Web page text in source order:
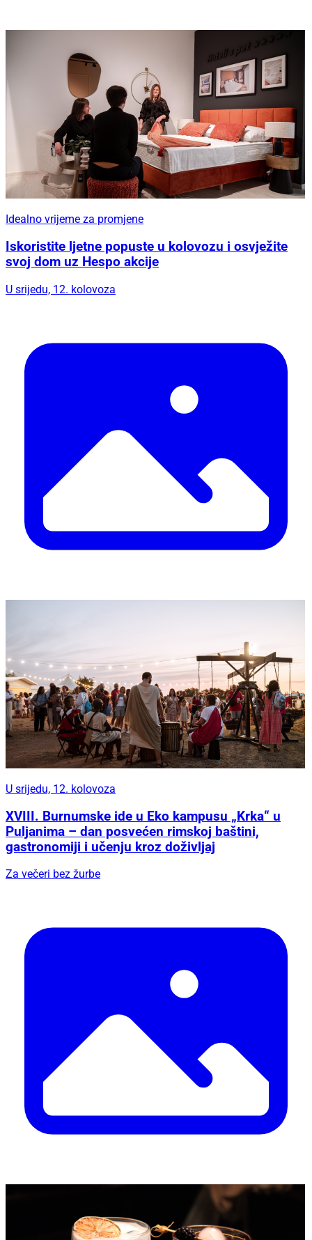
Idealno vrijeme za promjene
Iskoristite ljetne popuste u kolovozu i osvježite
svoj dom uz Hespo akcije
U srijedu, 12. kolovoza
U srijedu, 12. kolovoza
XVIII. Burnumske ide u Eko kampusu „Krka“ u
Puljanima – dan posvećen rimskoj baštini,
gastronomiji i učenju kroz doživljaj
Za večeri bez žurbe